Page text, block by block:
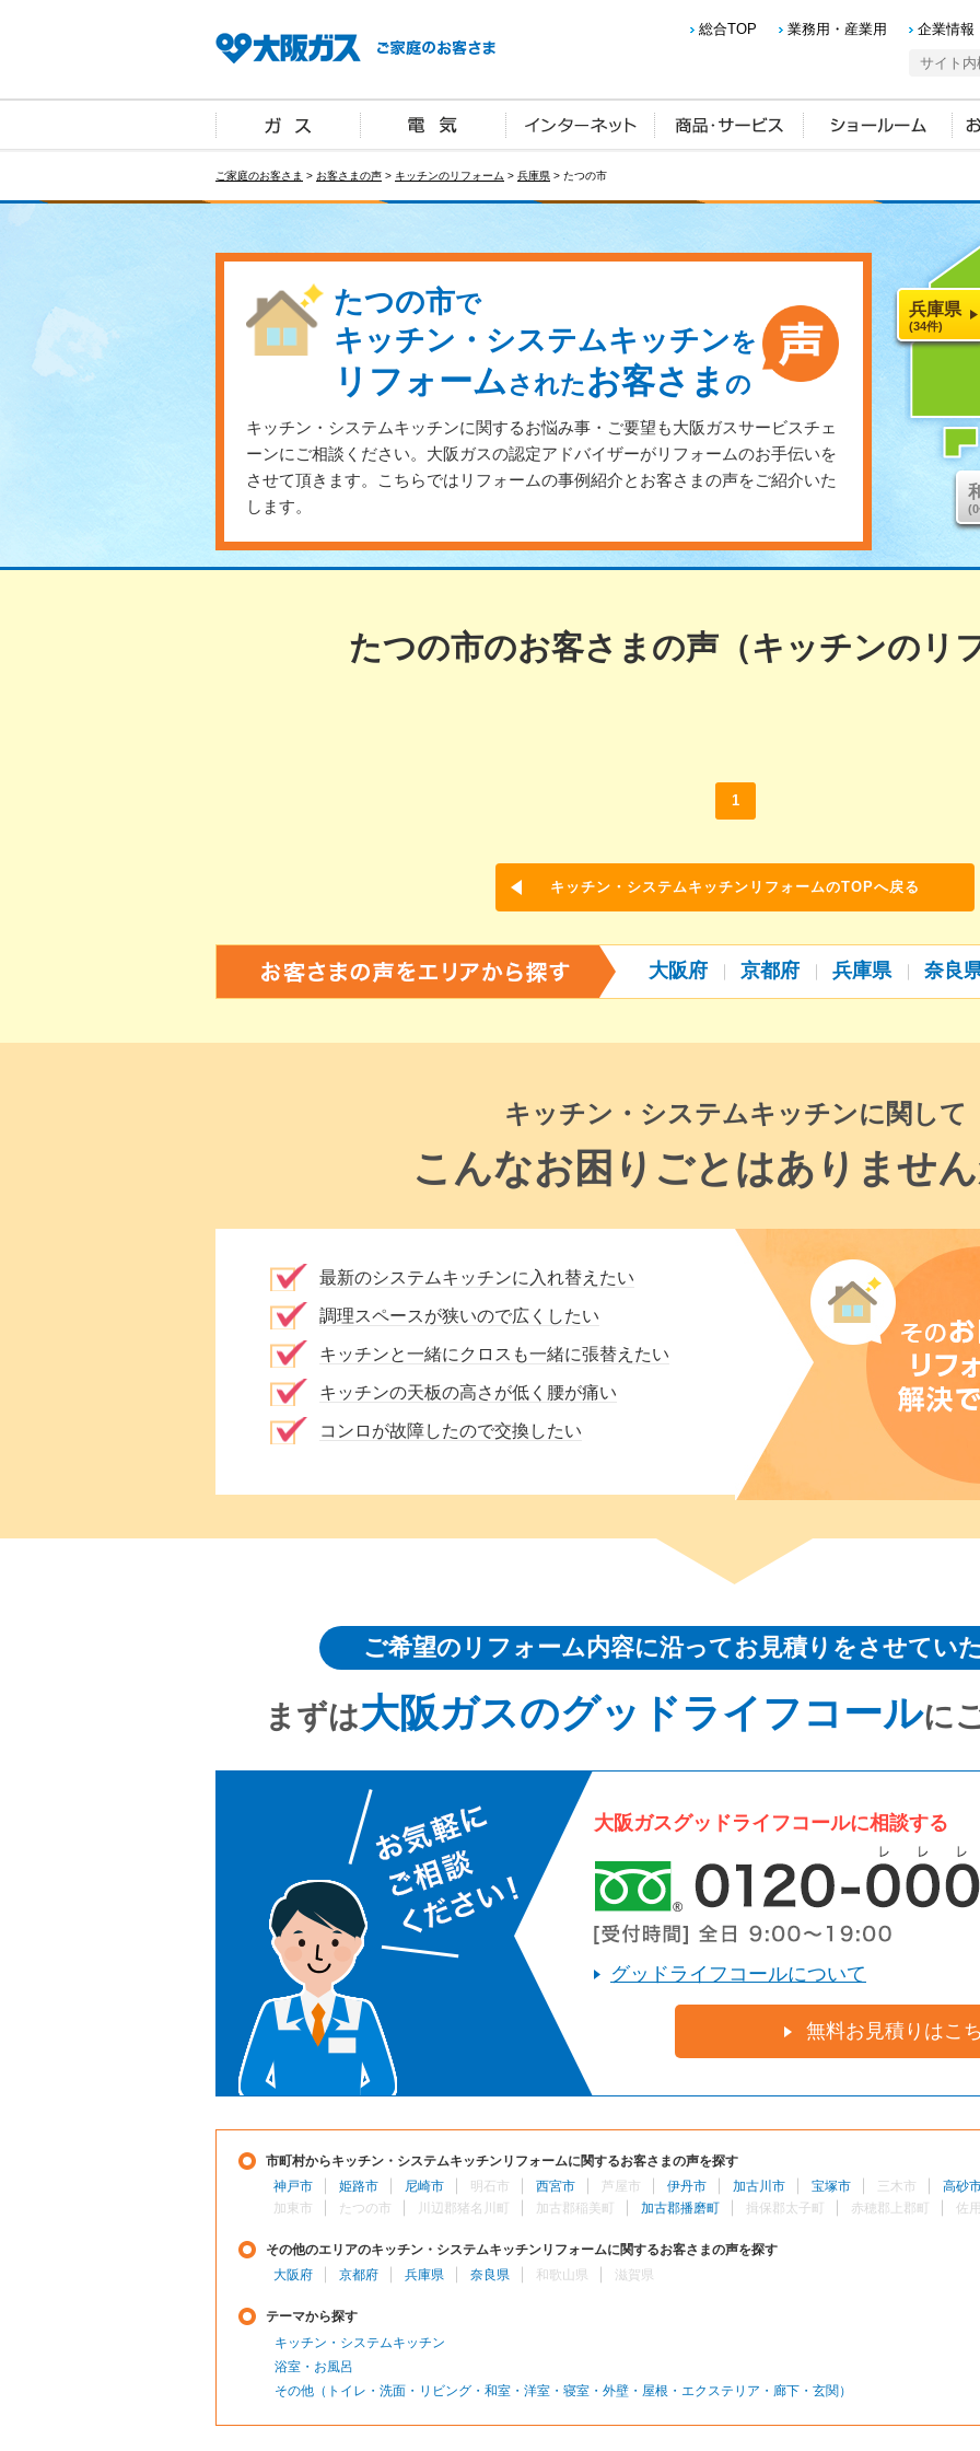
総合TOP 業務用・産業用 企業情報
ご家庭のお客さま > お客さまの声 > キッチンのリフォーム > 兵庫県 > たつの市
たつの市で
キッチン・システムキッチンを
リフォームされたお客さま の
キッチン・システムキッチンに関するお悩み事・ご要望も大阪ガスサービスチェ
ーンにご相談ください。大阪ガスの認定アドバイザーがリフォームのお手伝いを
させて頂きます。こちらではリフォームの事例紹介とお客さまの声をご紹介いた
します。
兵庫県
(34件)
たつの市のお客さまの声（キッチンのリ
1
キッチン・システムキッチンリフォームのTOPへ戻る
大阪府 京都府 兵庫県 奈良
キッチン・システムキッチンに関して
こんなお困りごとはありませ
最新のシステムキッチンに入れ替えたい
調理スペースが狭いので広くしたい
キッチンと一緒にクロスも一緒に張替えたい
キッチンの天板の高さが低く腰が痛い
コンロが故障したので交換したい
ご希望のリフォーム内容に沿ってお見積りをさせてい
まずは大阪ガスのグッドライフコールに
大阪ガスグッドライフコールに相談する
グッドライフコールについて
無料お見積りはこ
市町村からキッチン・システムキッチンリフォームに関するお客さまの声を探す
神戸市
姫路市 尼崎市 明石市 西宮市 芦屋市 伊丹市 加古川市 宝塚市 三木市
高砂
加東市
たつの市 川辺郡猪名川町 加古郡稲美町 加古郡播磨町 揖保郡太子町 赤穂郡上郡町 佐
その他のエリアのキッチン・システムキッチンリフォームに関するお客さまの声を探す
大阪府
京都府 兵庫県 奈良県 和歌山県 滋賀県
テーマから探す
キッチン・システムキッチン
浴室・お風呂
その他（トイレ・洗面・リビング・和室・洋室・寝室・外壁・屋根・エクステリア・廊下・玄関）